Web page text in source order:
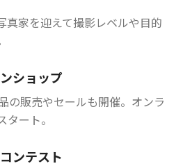
真家を迎えて撮影レベルや目的
ショップ
の販売やセールも開催。オンラ
ート。
ンテスト